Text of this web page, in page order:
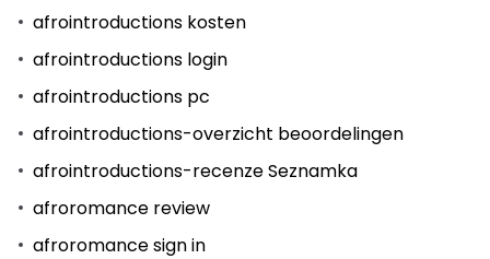
afrointroductions kosten
afrointroductions login
afrointroductions pc
afrointroductions-overzicht beoordelingen
afrointroductions-recenze Seznamka
afroromance review
afroromance sign in